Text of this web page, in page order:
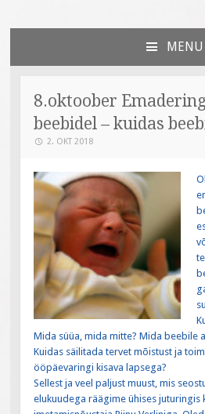
Väiksed
sünnitoetusega seotudMENU
CONTENT
8.oktoober
beebidel – kuidas
2. OKT 2018
Mida süüa, mida mitte? Mida beebile
Kuidas säilitada tervet mõistust ja
ööpäevaringi kisava lapsega?
Sellest ja veel paljust muust, mis
elukuudega räägime ühises juturingis